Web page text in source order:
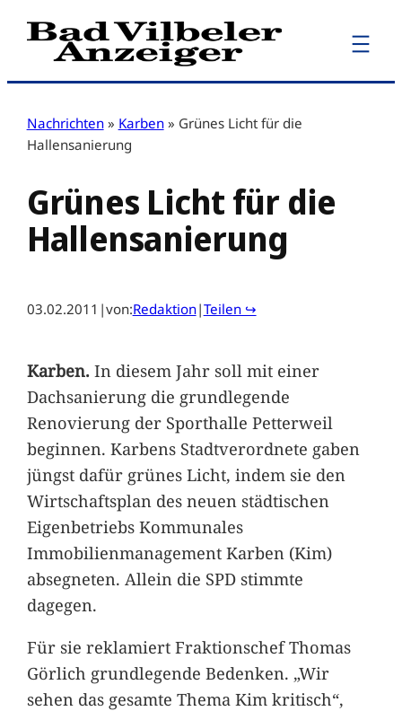
Zum
Inhalt
Nachrichten » Karben » Grünes Licht für die
Hallensanierung
Grünes Licht für die
Hallensanierung
03.02.2011 |von:Redaktion|Teilen ↪
Karben.In diesem Jahr soll mit einer
Dachsanierung die grundlegende
Renovierung der Sporthalle Petterweil
beginnen. Karbens Stadtverordnete gaben
jüngst dafür grünes Licht, indem sie den
Wirtschaftsplan des neuen städtischen
Eigenbetriebs Kommunales
Immobilienmanagement Karben (Kim)
absegneten. Allein die SPD stimmte
dagegen.
Für sie reklamiert Fraktionschef Thomas
Görlich grundlegende Bedenken. „Wir
sehen das gesamte Thema Kim kritisch“,